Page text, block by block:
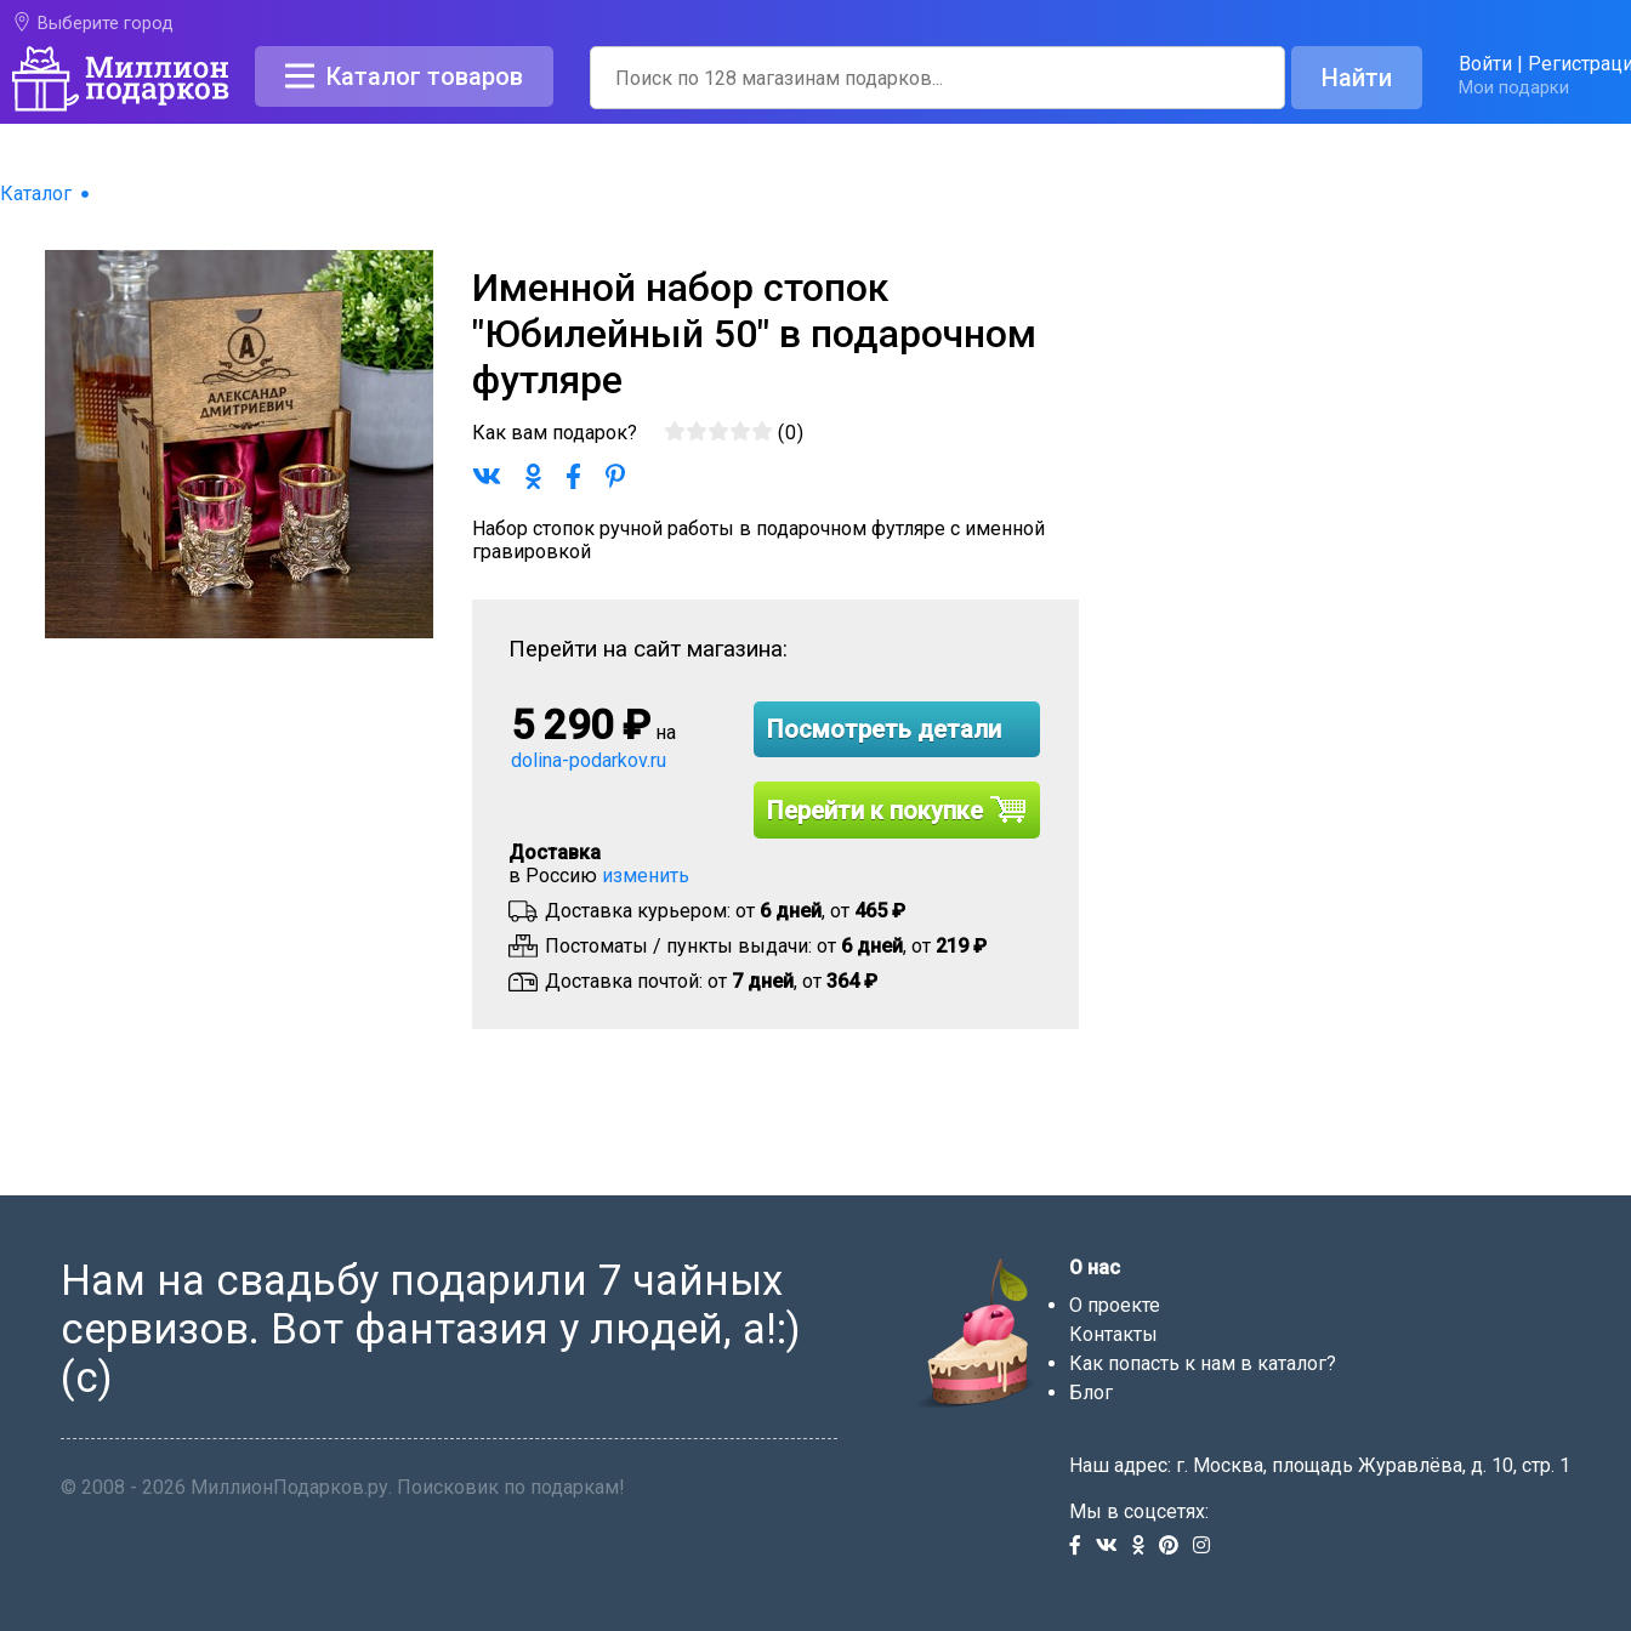
Выберите город
Каталог товаров Войти |
Мои подарки
Каталог
Именной набор стопок
"Юбилейный 50" в подарочном
футляре
Как вам подарок? (0)
Набор стопок ручной работы в подарочном футляре с именной
гравировкой
Перейти на сайт магазина:
5 290 ₽ на
dolina-podarkov.ru
Посмотреть детали
Перейти к покупке
Доставка
в Россию изменить
Доставка курьером: от 6 дней, от 465 ₽
Постоматы / пункты выдачи: от 6 дней, от 219 ₽
Доставка почтой: от 7 дней, от 364 ₽
Нам на свадьбу подарили 7 чайных
сервизов. Вот фантазия у людей, а!:)
(с)
© 2008 - 2026 МиллионПодарков.ру. Поисковик по подаркам!
О нас
О проекте
Контакты
Как попасть к нам в каталог?
Блог
Наш адрес: г. Москва, площадь Журавлёва, д. 10, стр. 1
Мы в соцсетях: